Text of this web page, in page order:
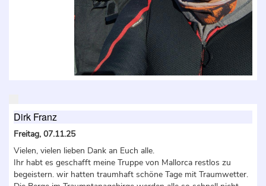
Dirk Franz
Freitag, 07.11.25
Vielen, vielen lieben Dank an Euch alle.
Ihr habt es geschafft meine Truppe von Mallorca restlos zu
begeistern. wir hatten traumhaft schöne Tage mit Traumwetter.